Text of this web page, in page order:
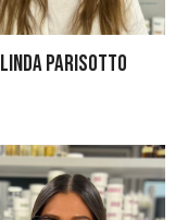
LINDA PARISOTTO